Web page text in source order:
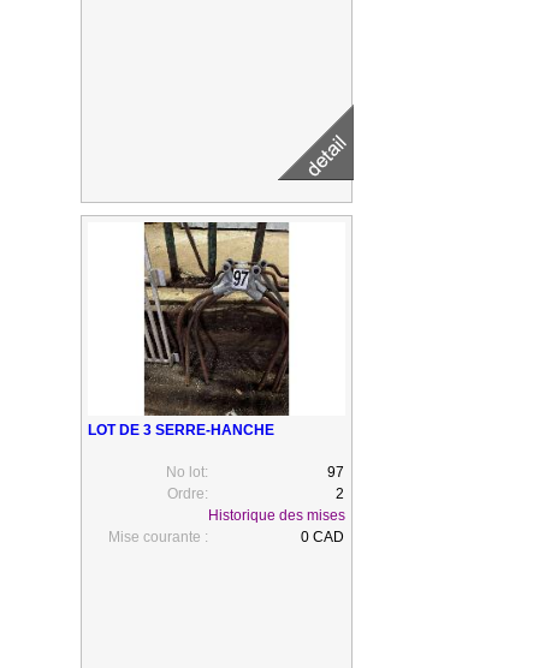
LOT DE 3 SERRE-HANCHE
No lot:
97
Ordre:
2
Historique des mises
Mise courante :
0 CAD